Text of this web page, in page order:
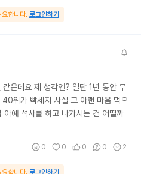
요합니다. 로그인하기
은데요 제 생각엔? 일단 1년 동안 무
위가 빡세지 사실 그 아랜 마음 먹으
예 석사를 하고 나가시는 건 어떨까
0 0 0 0 2
요합니다. 로그인하기